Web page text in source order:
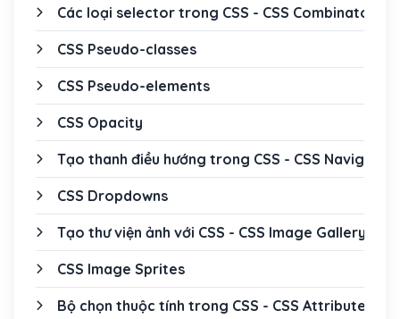
Các loại selector trong CSS - CSS Combinators
CSS Pseudo-classes
CSS Pseudo-elements
CSS Opacity
Tạo thanh điều hướng trong CSS - CSS
CSS Dropdowns
Tạo thư viện ảnh với CSS - CSS Image Gallery
CSS Image Sprites
Bộ chọn thuộc tính trong CSS - CSS Attribute